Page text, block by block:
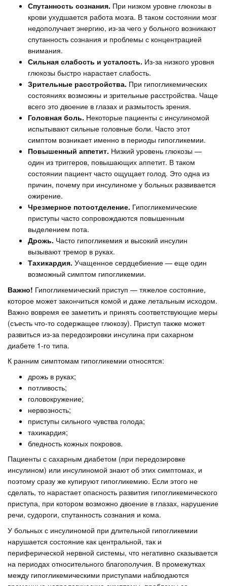
Спутанность сознания. При низком уровне глюкозы в
крови ухудшается работа мозга. В таком состоянии мозг
недополучает энергию, из-за чего у больного возникают
спутанность сознания и проблемы с концентрацией
внимания.
Сильная слабость и усталость. Из-за низкого уровня
глюкозы быстро нарастает слабость.
Зрительные расстройства. При гипогликемических
состояниях возможны и зрительные расстройства. Чаще
всего это двоение в глазах и размытость зрения.
Головная боль. Некоторые пациенты с инсулиномой
испытывают сильные головные боли. Часто этот
симптом возникает именно в периоды гипогликемии.
Повышенный аппетит. Низкий уровень глюкозы —
один из триггеров, повышающих аппетит. В таком
состоянии пациент часто ощущает голод. Это одна из
причин, почему при инсулиноме у больных развивается
ожирение.
Чрезмерное потоотделение. Гипогликемические
приступы часто сопровождаются повышенным
выделением пота.
Дрожь. Часто гипогликемия и высокий инсулин
вызывают тремор в руках.
Тахикардия. Учащенное сердцебиение — еще один
возможный симптом гипогликемии.
Важно! Гипогликемический приступ — тяжелое состояние,
которое может закончиться комой и даже летальным исходом.
Важно вовремя ее заметить и принять соответствующие меры
(съесть что-то содержащее глюкозу). Приступ также может
развиться из-за передозировки инсулина при сахарном
диабете 1-го типа.
К ранним симптомам гипогликемии относятся:
дрожь в руках;
потливость;
головокружение;
нервозность;
приступы сильного чувства голода;
тахикардия;
бледность кожных покровов.
Пациенты с сахарным диабетом (при передозировке
инсулином) или инсулиномой знают об этих симптомах, и
поэтому сразу же купируют гипогликемию. Если этого не
сделать, то нарастает опасность развития гипогликемического
приступа, при котором возможно двоение в глазах, нарушение
речи, судороги, спутанность сознания и кома.
У больных с инсулиномой при длительной гипогликемии
нарушается состояние как центральной, так и
периферической нервной системы, что негативно сказывается
на периодах относительного благополучия. В промежутках
между гипогликемическими приступами наблюдаются